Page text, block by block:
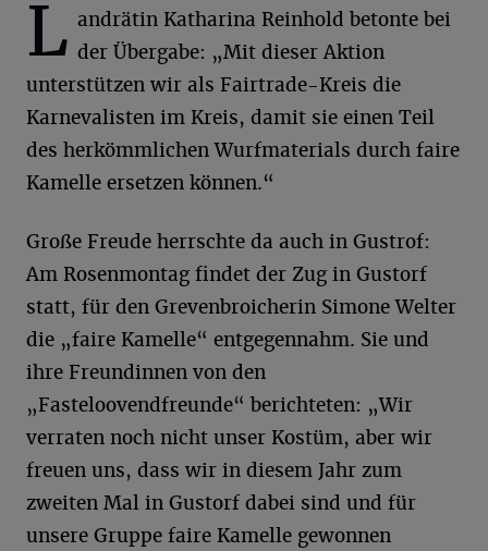
L andrätin Katharina Reinhold betonte bei
der Übergabe: „Mit dieser Aktion
unterstützen wir als Fairtrade-Kreis die
Karnevalisten im Kreis, damit sie einen Teil
des herkömmlichen Wurfmaterials durch faire
Kamelle ersetzen können.“
Große Freude herrschte da auch in Gustrof:
Am Rosenmontag findet der Zug in Gustorf
statt, für den Grevenbroicherin Simone Welter
die „faire Kamelle“ entgegennahm. Sie und
ihre Freundinnen von den
„Fasteloovendfreunde“ berichteten: „Wir
verraten noch nicht unser Kostüm, aber wir
freuen uns, dass wir in diesem Jahr zum
zweiten Mal in Gustorf dabei sind und für
unsere Gruppe faire Kamelle gewonnen